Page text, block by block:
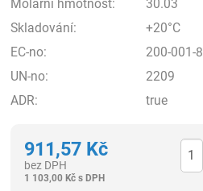
Molární hmotnost:
30.03
Skladování:
+20°C
EC-no:
200-001-8
UN-no:
2209
ADR:
true
911,57 Kč
bez DPH
1 103,00Kč s DPH